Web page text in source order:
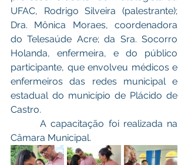
UFAC, Rodrigo Silveira (palestrante);
Dra. Mônica Moraes, coordenadora
do Telesaúde Acre; da Sra. Socorro
Holanda, enfermeira, e do público
participante, que envolveu médicos e
enfermeiros das redes municipal e
estadual do município de Plácido de
Castro.
       A capacitação foi realizada na
Câmara Municipal.